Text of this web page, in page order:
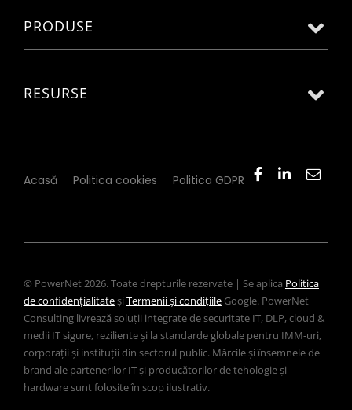
PRODUSE
RESURSE
Acasă Politica cookies Politica GDPR
© PowerNet 2026. Toate drepturile rezervate | Se aplica Politica
de confidențialitateși Termenii și condițiileGoogle. PowerNet
Consulting livrează soluții integrate de securitate IT, DLP, cloud &
medii IT sigure, reziliente și la standarde globale pentru IMM-uri,
corporații și instituții din sectorul public. Mărcile și însemnele de
brand ale partenerilor IT și producătorilor de tehologie și
hardware sunt folosite în scop ilustrativ.